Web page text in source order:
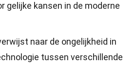
gelijke kansen in de moderne
naar de ongelijkheid in
tussen verschillende